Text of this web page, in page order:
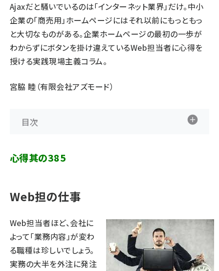
Ajaxだと騒いでいるのは「インターネット業界」だけ。中小
企業の「商売用」ホームページにはそれ以前にもっともっ
と大切なものがある。企業ホームページの最初の一歩が
わからずにボタンを掛け違えているWeb担当者に心得を
授ける実践現場主義コラム。
宮脇 睦（有限会社アズモード）
目次
心得其の385
Web担の仕事
Web担当者ほど、会社に
よって「業務内容」が変わ
る職種は珍しいでしょう。
実務の大半を外注に発注